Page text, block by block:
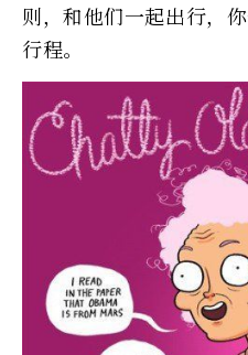
则，和他们一起出行，
行程。